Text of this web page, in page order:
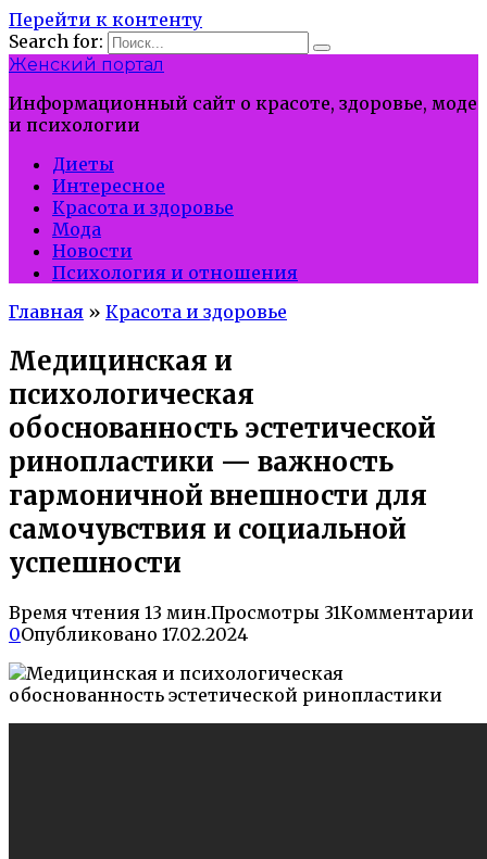
Перейти к контенту
Search for:
Женский портал
Информационный сайт о красоте, здоровье, моде
и психологии
Диеты
Интересное
Красота и здоровье
Мода
Новости
Психология и отношения
Главная » Красота и здоровье
Медицинская и
психологическая
обоснованность эстетической
ринопластики — важность
гармоничной внешности для
самочувствия и социальной
успешности
Время чтения 13 мин.Просмотры 31Комментарии
0Опубликовано 17.02.2024